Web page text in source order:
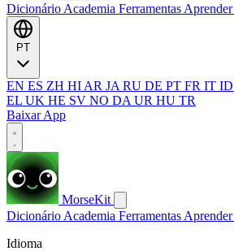
Dicionário Academia Ferramentas Aprender
EN ES ZH HI AR JA RU DE PT FR IT ID
EL UK HE SV NO DA UR HU TR
Baixar App
MorseKit
Dicionário Academia Ferramentas Aprender
Idioma